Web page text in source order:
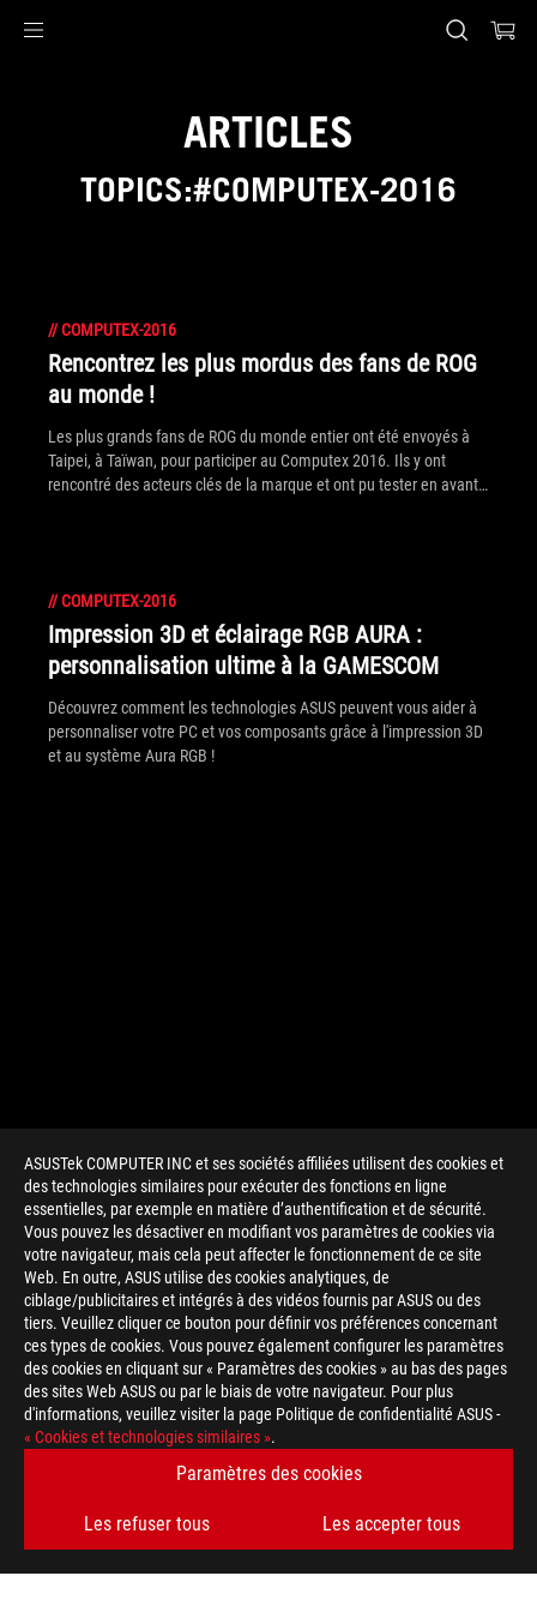
ASUSTek COMPUTER INC et ses sociétés affiliées utilisent des cookies et
des technologies similaires pour exécuter des fonctions en ligne
essentielles, par exemple en matière d’authentification et de sécurité.
Vous pouvez les désactiver en modifiant vos paramètres de cookies via
votre navigateur, mais cela peut affecter le fonctionnement de ce site
Web. En outre, ASUS utilise des cookies analytiques, de
ciblage/publicitaires et intégrés à des vidéos fournis par ASUS ou des
tiers. Veuillez cliquer ce bouton pour définir vos préférences concernant
ces types de cookies. Vous pouvez également configurer les paramètres
des cookies en cliquant sur « Paramètres des cookies » au bas des pages
des sites Web ASUS ou par le biais de votre navigateur. Pour plus
d'informations, veuillez visiter la page Politique de confidentialité ASUS -
« Cookies et technologies similaires ».
Paramètres des cookies
Les refuser tous Les accepter tous
ARTICLES
TOPICS:#COMPUTEX-2016
//COMPUTEX-2016
Rencontrez les plus mordus des fans de ROG
au monde !
Les plus grands fans de ROG du monde entier ont été envoyés à
Taipei, à Taïwan, pour participer au Computex 2016. Ils y ont
rencontré des acteurs clés de la marque et ont pu tester en avant-
//COMPUTEX-2016
Impression 3D et éclairage RGB AURA :
personnalisation ultime à la GAMESCOM
Découvrez comment les technologies ASUS peuvent vous aider à
personnaliser votre PC et vos composants grâce à l'impression 3D
et au système Aura RGB !
> GAMING COMPUTEX 2016
TYPE DE PAIEMENT ACCEPTÉ
OBTENEZ LES DERNIÈRES OFFRES ET PLUS ENCORE
INSCRIPTION